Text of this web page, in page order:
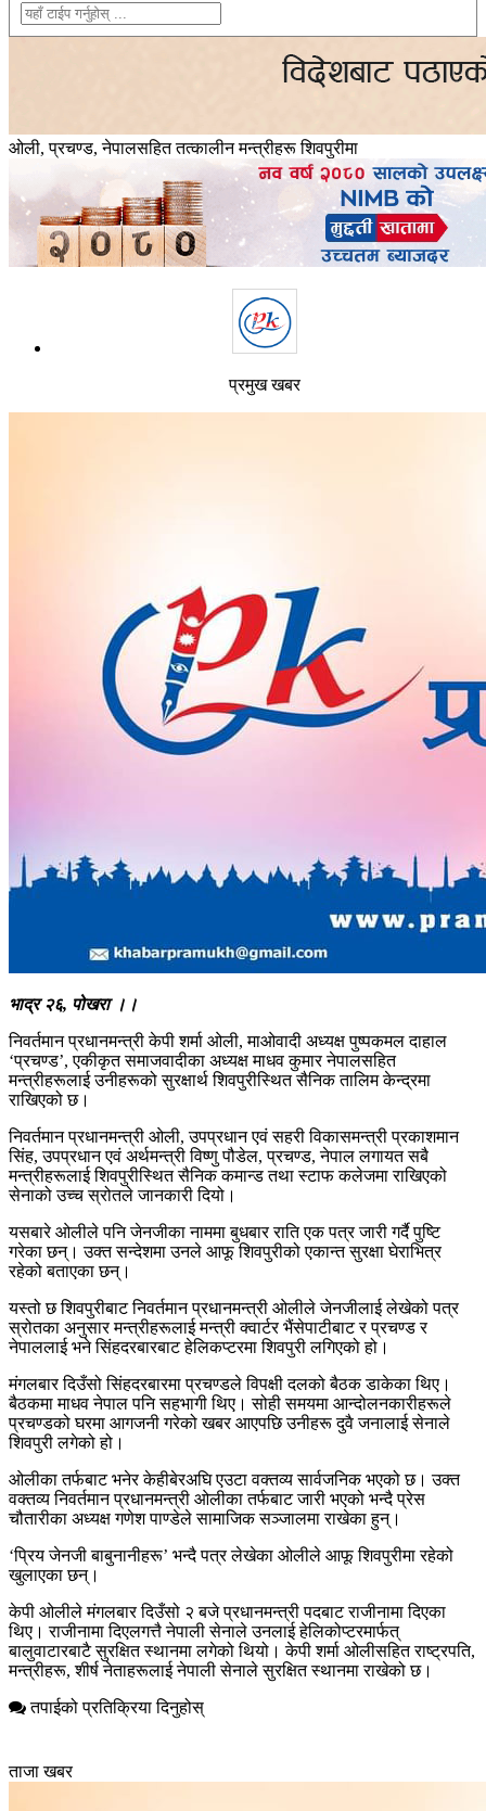
ओली, प्रचण्ड, नेपालसहित तत्कालीन मन्त्रीहरू शिवपुरीमा
प्रमुख खबर
भाद्र २६, पोखरा ।।
निवर्तमान प्रधानमन्त्री केपी शर्मा ओली, माओवादी अध्यक्ष पुष्पकमल दाहाल
‘प्रचण्ड’, एकीकृत समाजवादीका अध्यक्ष माधव कुमार नेपालसहित
मन्त्रीहरूलाई उनीहरूको सुरक्षार्थ शिवपुरीस्थित सैनिक तालिम केन्द्रमा
राखिएको छ।
निवर्तमान प्रधानमन्त्री ओली, उपप्रधान एवं सहरी विकासमन्त्री प्रकाशमान
सिंह, उपप्रधान एवं अर्थमन्त्री विष्णु पौडेल, प्रचण्ड, नेपाल लगायत सबै
मन्त्रीहरूलाई शिवपुरीस्थित सैनिक कमान्ड तथा स्टाफ कलेजमा राखिएको
सेनाको उच्च स्रोतले जानकारी दियो।
यसबारे ओलीले पनि जेनजीका नाममा बुधबार राति एक पत्र जारी गर्दै पुष्टि
गरेका छन्। उक्त सन्देशमा उनले आफू शिवपुरीको एकान्त सुरक्षा घेराभित्र
रहेको बताएका छन्।
यस्तो छ शिवपुरीबाट निवर्तमान प्रधानमन्त्री ओलीले जेनजीलाई लेखेको पत्र
स्रोतका अनुसार मन्त्रीहरूलाई मन्त्री क्वार्टर भैंसेपाटीबाट र प्रचण्ड र
नेपाललाई भने सिंहदरबारबाट हेलिकप्टरमा शिवपुरी लगिएको हो।
मंगलबार दिउँसो सिंहदरबारमा प्रचण्डले विपक्षी दलको बैठक डाकेका थिए।
बैठकमा माधव नेपाल पनि सहभागी थिए। सोही समयमा आन्दोलनकारीहरूले
प्रचण्डको घरमा आगजनी गरेको खबर आएपछि उनीहरू दुवै जनालाई सेनाले
शिवपुरी लगेको हो।
ओलीका तर्फबाट भनेर केहीबेरअघि एउटा वक्तव्य सार्वजनिक भएको छ। उक्त
वक्तव्य निवर्तमान प्रधानमन्त्री ओलीका तर्फबाट जारी भएको भन्दै प्रेस
चौतारीका अध्यक्ष गणेश पाण्डेले सामाजिक सञ्जालमा राखेका हुन्।
‘प्रिय जेनजी बाबुनानीहरू’ भन्दै पत्र लेखेका ओलीले आफू शिवपुरीमा रहेको
खुलाएका छन्।
केपी ओलीले मंगलबार दिउँसो २ बजे प्रधानमन्त्री पदबाट राजीनामा दिएका
थिए। राजीनामा दिएलगत्तै नेपाली सेनाले उनलाई हेलिकोप्टरमार्फत्
बालुवाटारबाटै सुरक्षित स्थानमा लगेको थियो। केपी शर्मा ओलीसहित राष्ट्रपति,
मन्त्रीहरू, शीर्ष नेताहरूलाई नेपाली सेनाले सुरक्षित स्थानमा राखेको छ।
तपाईको प्रतिक्रिया दिनुहोस्
ताजा खबर